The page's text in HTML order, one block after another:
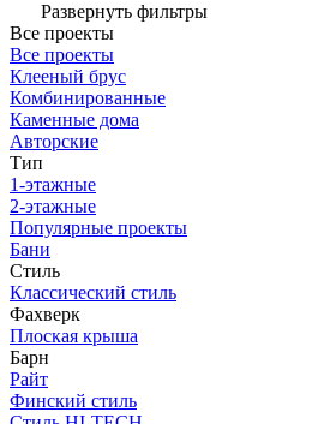
Развернуть фильтры
Все проекты
Все проекты
Клееный брус
Комбинированные
Каменные дома
Авторские
Тип
1-этажные
2-этажные
Популярные проекты
Бани
Стиль
Классический стиль
Фахверк
Плоская крыша
Барн
Райт
Финский стиль